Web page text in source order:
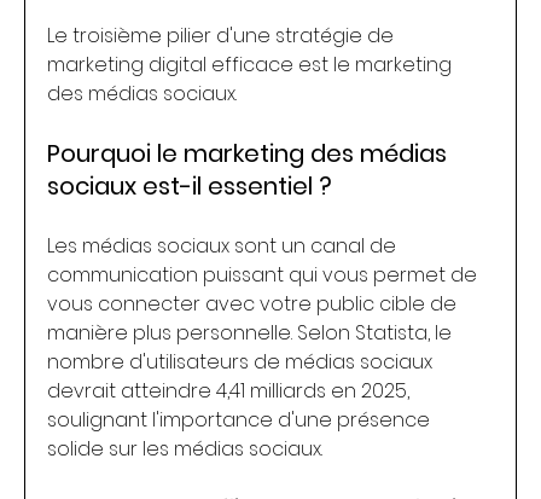
Le troisième pilier d'une stratégie de
marketing digital efficace est le marketing
des médias sociaux.
Pourquoi le marketing des médias
sociaux est-il essentiel ?
Les médias sociaux sont un canal de
communication puissant qui vous permet de
vous connecter avec votre public cible de
manière plus personnelle. Selon Statista, le
nombre d'utilisateurs de médias sociaux
devrait atteindre 4,41 milliards en 2025,
soulignant l'importance d'une présence
solide sur les médias sociaux.